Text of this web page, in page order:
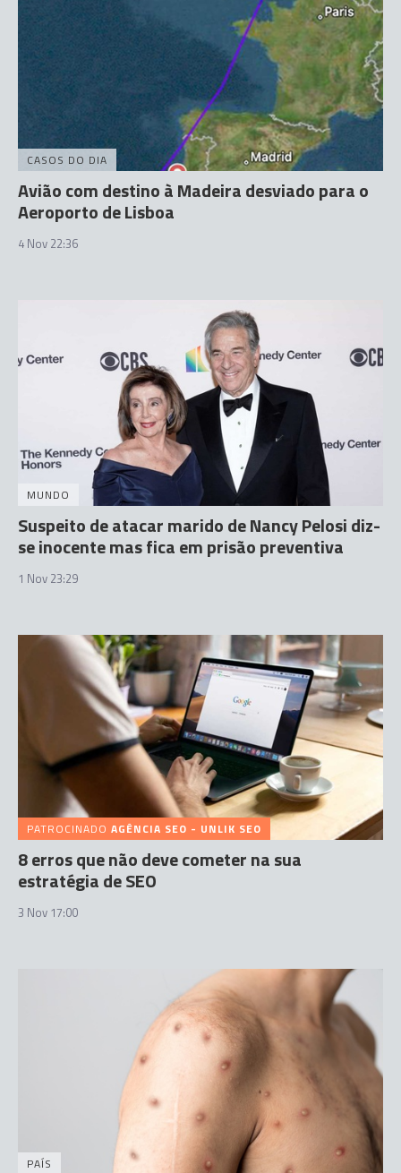
CASOS DO DIA
Avião com destino à Madeira desviado para o
Aeroporto de Lisboa
4 Nov 22:36
MUNDO
Suspeito de atacar marido de Nancy Pelosi diz-
se inocente mas fica em prisão preventiva
1 Nov 23:29
PATROCINADO AGÊNCIA SEO - UNLIK SEO
8 erros que não deve cometer na sua
estratégia de SEO
3 Nov 17:00
PAÍS